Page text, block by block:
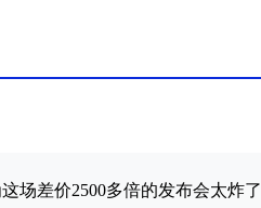
场差价2500多倍的发布会太炸了